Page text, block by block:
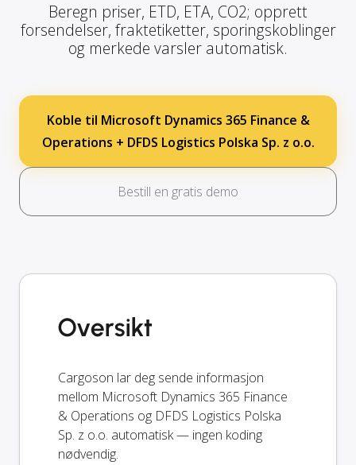
Beregn priser, ETD, ETA, CO2; opprett
forsendelser, fraktetiketter, sporingskoblinger
og merkede varsler automatisk.
Koble til Microsoft Dynamics 365 Finance &
Operations + DFDS Logistics Polska Sp. z o.o.
Bestill en gratis demo
Oversikt
Cargoson lar deg sende informasjon
mellom Microsoft Dynamics 365 Finance
& Operations og DFDS Logistics Polska
Sp. z o.o. automatisk — ingen koding
nødvendig.